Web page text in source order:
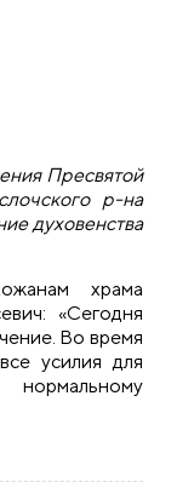
Пресвятой
р-на
духовенства
храма
«Сегодня
Во время
усилия для